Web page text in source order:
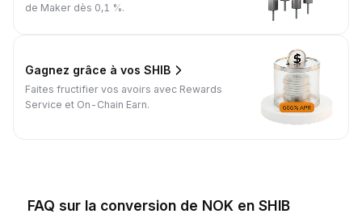
de Maker dès 0,1 %.
Gagnez grâce à vos SHIB
Faites fructifier vos avoirs avec Rewards
Service et On-Chain Earn.
FAQ sur la conversion de NOK en SHIB